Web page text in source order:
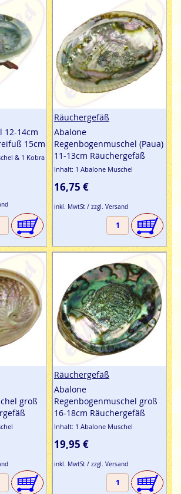
Freude mit viel Duft. Einfach
kaufen - leicht gemacht.
12-14cm
15cm
& 1 Kobra
Räuchergefäß
Abalone
Regenbogenmuschel (Paua)
11-13cm Räuchergefäß
Inhalt: 1 Abalone Muschel
16,75 €
inkl. MwtSt / zzgl. Versand
groß
Räuchergefäß
Abalone
Regenbogenmuschel groß
16-18cm Räuchergefäß
Inhalt: 1 Abalone Muschel
19,95 €
inkl. MwtSt / zzgl. Versand